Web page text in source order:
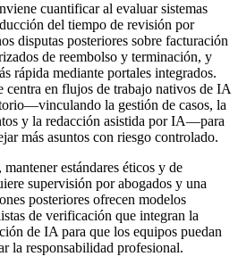
cuantificar al evaluar sistemas
del tiempo de revisión por
disputas posteriores sobre facturación
de reembolso y terminación, y
rápida mediante portales integrados.
centra en flujos de trabajo nativos de IA
la gestión de casos, la
y la redacción asistida por IA—para
más asuntos con riesgo controlado.
estándares éticos y de
supervisión por abogados y una
posteriores ofrecen modelos
de verificación que integran la
de IA para que los equipos puedan
la responsabilidad profesional.